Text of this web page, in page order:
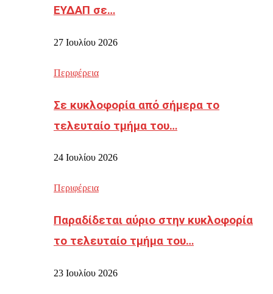
ΕΥΔΑΠ σε…
27 Ιουλίου 2026
Περιφέρεια
Σε κυκλοφορία από σήμερα το
τελευταίο τμήμα του…
24 Ιουλίου 2026
Περιφέρεια
Παραδίδεται αύριο στην κυκλοφορία
το τελευταίο τμήμα του…
23 Ιουλίου 2026